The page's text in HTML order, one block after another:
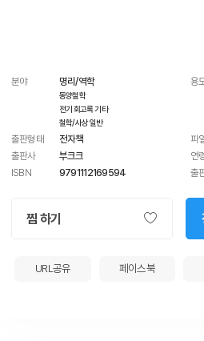
분야 명리/역학
동양철학
전기 회고록 기타
철학/사상 일반
용
출판형태 전자책 파
출판사 부크크 연
ISBN
9791112169594 출
찜 하기
URL공유 페이스북